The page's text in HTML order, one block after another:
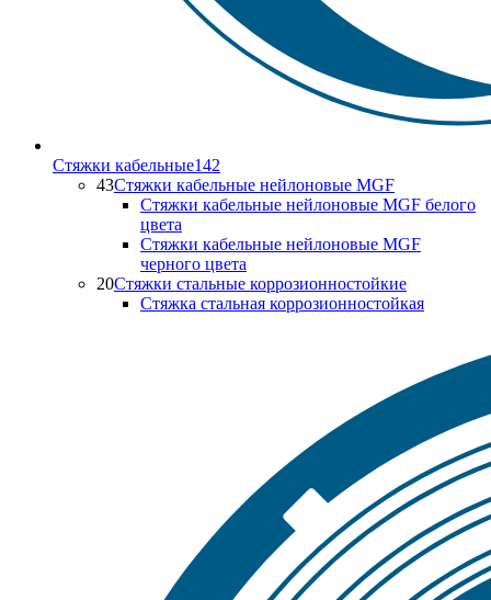
Стяжки кабельные142
43Стяжки кабельные нейлоновые MGF
Стяжки кабельные нейлоновые MGF белого
цвета
Стяжки кабельные нейлоновые MGF
черного цвета
20Стяжки стальные коррозионностойкие
Стяжка стальная коррозионностойкая